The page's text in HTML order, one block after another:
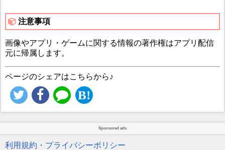
注意事項
画像やアプリ・ゲームに関する情報の著作権はアプリ配信
元に帰属します。
ページのシェアはこちらから♪
Sponsored ads
利用規約・プライバシーポリシー